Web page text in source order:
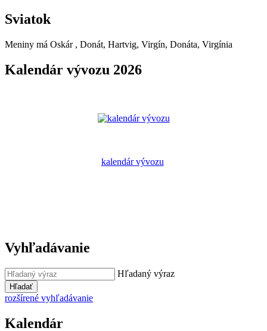
Sviatok
Meniny má Oskár , Donát, Hartvig, Virgín, Donáta, Virgínia
Kalendár vývozu 2026
kalendár vývozu
Vyhľadávanie
Hľadaný výraz
Hľadať
rozšírené vyhľadávanie
Kalendár